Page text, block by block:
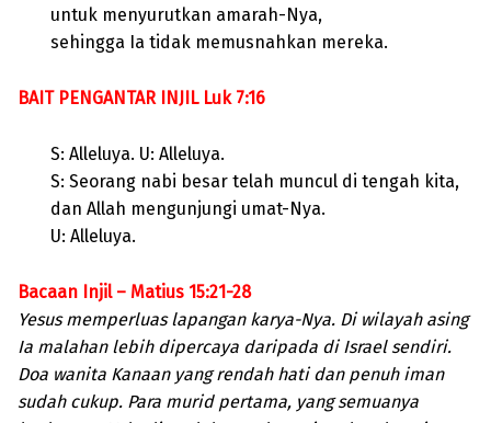
untuk menyurutkan amarah-Nya,
sehingga Ia tidak memusnahkan mereka.
BAIT PENGANTAR INJIL Luk 7:16
S: Alleluya. U: Alleluya.
S: Seorang nabi besar telah muncul di tengah kita,
dan Allah mengunjungi umat-Nya.
U: Alleluya.
Bacaan Injil – Matius 15:21-28
Yesus memperluas lapangan karya-Nya. Di wilayah asing
Ia malahan lebih dipercaya daripada di Israel sendiri.
Doa wanita Kanaan yang rendah hati dan penuh iman
sudah cukup. Para murid pertama, yang semuanya